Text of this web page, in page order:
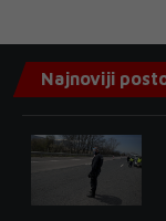
Najnoviji